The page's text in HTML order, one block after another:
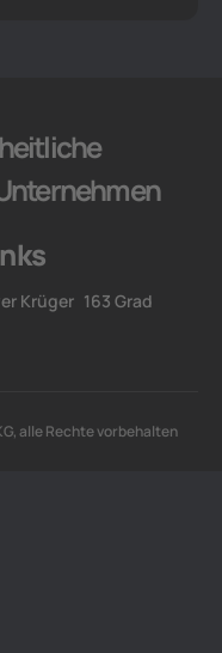
Krüger 163 Grad
alle Rechte vorbehalten